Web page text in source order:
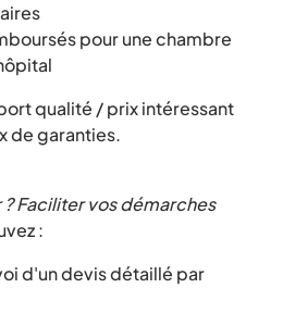
pour une chambre
qualité / prix intéressant
de garanties.
Faciliter vos démarches
:
d'un devis détaillé par